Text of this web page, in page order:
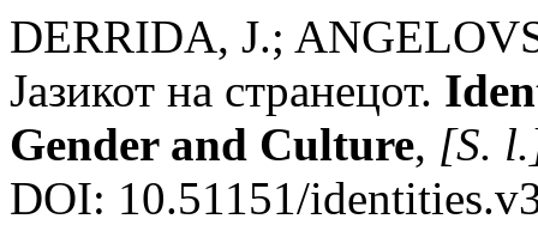
DERRIDA, J.;
Јазикот на странецот.
Gender and Culture, [S.
DOI: 10.51151/